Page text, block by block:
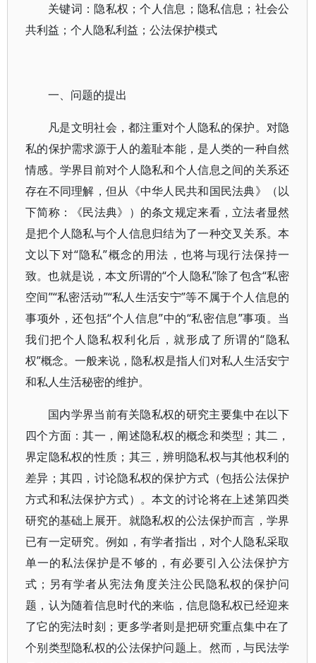
关键词：隐私权；个人信息；隐私信息；社会公
共利益；个人隐私利益；公法保护模式
一、问题的提出
凡是文明社会，都注重对个人隐私的保护。对隐
私的保护需求源于人的羞耻本能，是人类的一种自然
情感。学界目前对个人隐私和个人信息之间的关系还
存在不同理解，但从《中华人民共和国民法典》（以
下简称：《民法典》）的条文规定来看，立法者显然
是把个人隐私与个人信息归结为了一种交叉关系。本
文以下对“隐私”概念的用法，也将与现行法保持一
致。也就是说，本文所谓的“个人隐私”除了包含“私密
空间”“私密活动”“私人生活安宁”等不属于个人信息的
事项外，还包括“个人信息”中的“私密信息”事项。当
我们把个人隐私权利化后，就形成了所谓的“隐私
权”概念。一般来说，隐私权是指人们对私人生活安宁
和私人生活秘密的维护。
国内学界当前有关隐私权的研究主要集中在以下
四个方面：其一，阐述隐私权的概念和类型；其二，
界定隐私权的性质；其三，辨明隐私权与其他权利的
差异；其四，讨论隐私权的保护方式（包括公法保护
方式和私法保护方式）。本文的讨论将在上述第四类
研究的基础上展开。就隐私权的公法保护而言，学界
已有一定研究。例如，有学者指出，对个人隐私采取
单一的私法保护是不够的，有必要引入公法保护方
式；另有学者从宪法角度关注公民隐私权的保护问
题，认为随着信息时代的来临，信息隐私权已经迎来
了它的宪法时刻；更多学者则是把研究重点集中在了
个别类型隐私权的公法保护问题上。然而，与民法学